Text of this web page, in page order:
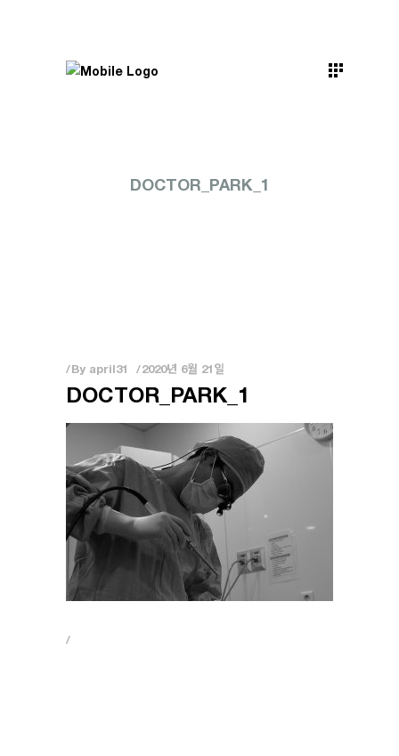
DOCTOR_PARK_1
By april31 2020년 6월 21일
DOCTOR_PARK_1